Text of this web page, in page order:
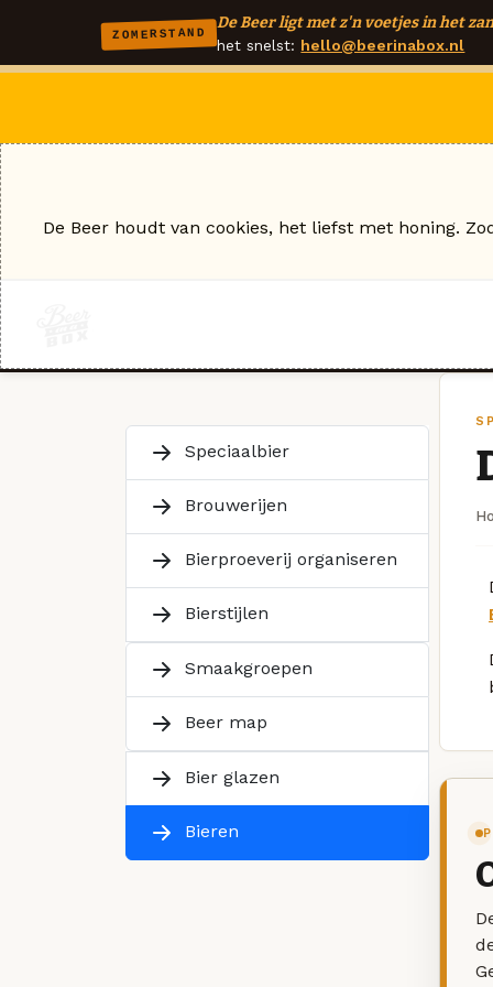
ZOMERSTAND
De Beer ligt met z'n voetjes in het
het snelst: hello@beerinabox.nl
Speciaalbier
Brouwerijen
Bierproeverij organiseren
Bierstijlen
Smaakgroepen
Beer map
Bier glazen
Bieren
De Beer houdt van cookies, het liefst met honing.